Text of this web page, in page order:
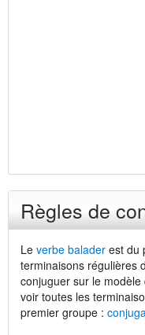
Règles de
Le verbe balader est du
terminaisons régulières
conjuguer sur le modèle
voir toutes les
premier groupe :